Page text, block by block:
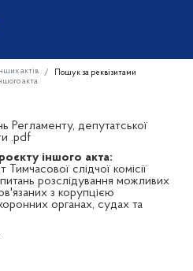
актів
Пошук за реквізитами
акта
Регламенту, депутатської
.pdf
іншого акта:
Тимчасової слідчої комісії
розслідування можливих
з корупцією
органах, судах та